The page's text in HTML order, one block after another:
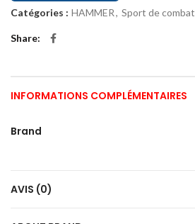
Catégories : HAMMER, Sport de combat
Share
INFORMATIONS COMPLÉMENTAIRES
Brand
AVIS (0)